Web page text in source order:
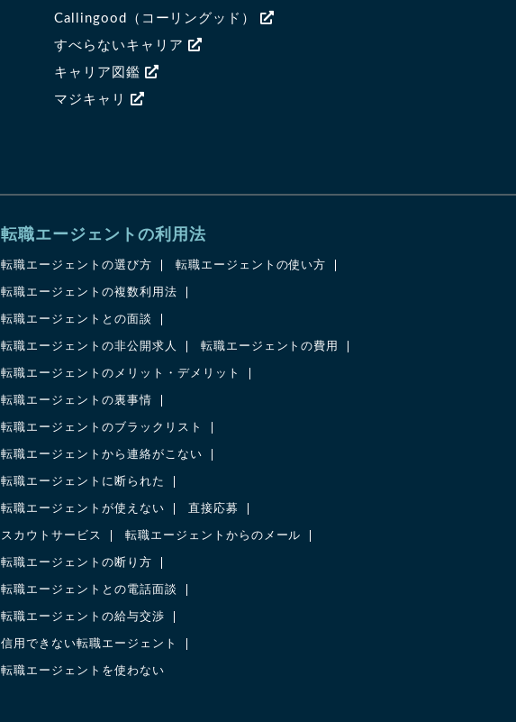
Callingood（コーリングッド）
すべらないキャリア
キャリア図鑑
マジキャリ
転職エージェントの利用法
転職エージェントの選び方 転職エージェントの使い方
転職エージェントの複数利用法
転職エージェントとの面談
転職エージェントの非公開求人 転職エージェントの費用
転職エージェントのメリット・デメリット
転職エージェントの裏事情
転職エージェントのブラックリスト
転職エージェントから連絡がこない
転職エージェントに断られた
転職エージェントが使えない 直接応募
スカウトサービス 転職エージェントからのメール
転職エージェントの断り方
転職エージェントとの電話面談
転職エージェントの給与交渉
信用できない転職エージェント
転職エージェントを使わない